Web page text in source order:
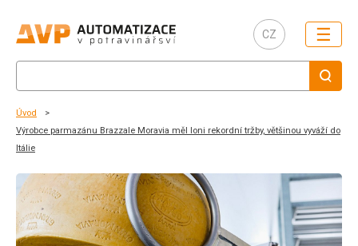
CZ ☰
Úvod
Výrobce parmazánu Brazzale Moravia měl loni rekordní tržby, většinou vyváží do
Itálie